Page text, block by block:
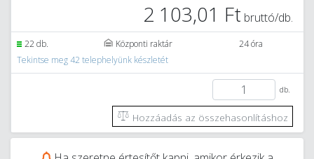
2 103,01 Ft bruttó/db.
22 db. Központi raktár
24 óra
Tekintse meg 42 telephelyünk készletét
db.
Hozzáadás az összehasonlításhoz